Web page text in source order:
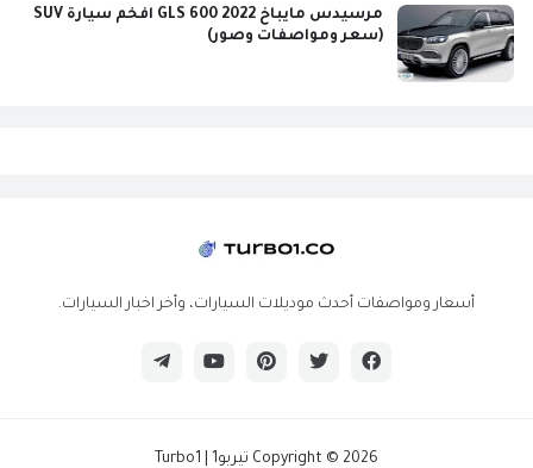
مرسيدس مايباخ GLS 600 2022 افخم سيارة SUV
(سعر ومواصفات وصور)
أسعار ومواصفات أحدث موديلات السيارات، وأخر اخبار السيارات.
Copyright © 2026 تيربو1 | Turbo1